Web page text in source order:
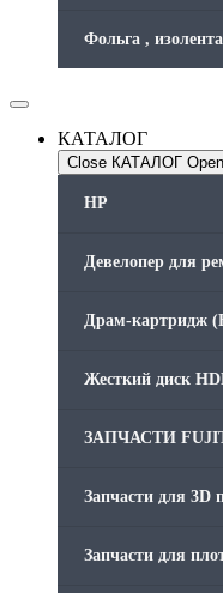
Фольга ,
КАТАЛОГ
Close КАТАЛОГ
HP
Девелопер для
Драм-картридж
Жесткий диск
ЗАПЧАСТИ
Запчасти для 3D
Запчасти для